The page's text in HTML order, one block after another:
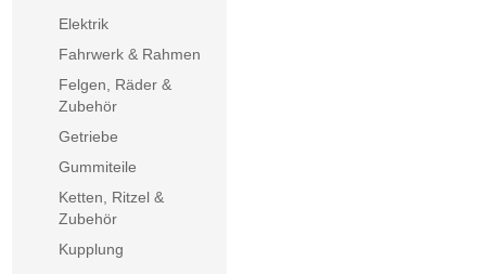
Elektrik
Fahrwerk & Rahmen
Felgen, Räder &
Zubehör
Getriebe
Gummiteile
Ketten, Ritzel &
Zubehör
Kupplung